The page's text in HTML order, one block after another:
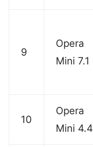
9
Opera
Mini 7.1
10
Opera
Mini 4.4